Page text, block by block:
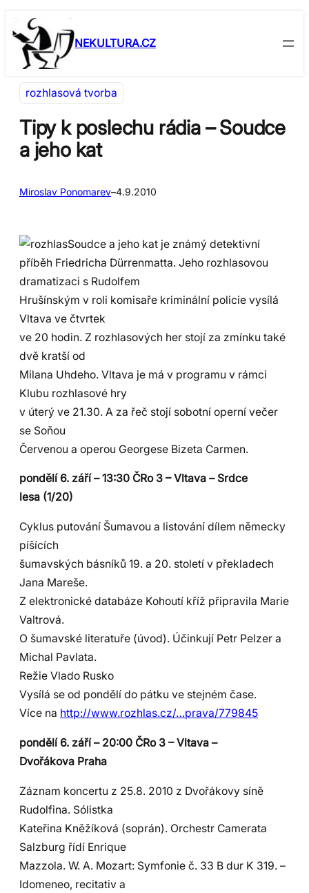
Přeskočit
na
obsah
Skip
to
content
NEKULTURA.CZ
rozhlasová tvorba
Tipy k poslechu rádia – Soudce
a jeho kat
Miroslav Ponomarev–4.9.2010
Soudce a jeho kat je známý detektivní
příběh Friedricha Dürrenmatta. Jeho rozhlasovou
dramatizaci s Rudolfem
Hrušínským v roli komisaře kriminální policie vysílá
Vltava ve čtvrtek
ve 20 hodin. Z rozhlasových her stojí za zmínku také
dvě kratší od
Milana Uhdeho. Vltava je má v programu v rámci
Klubu rozhlasové hry
v úterý ve 21.30. A za řeč stojí sobotní operní večer
se Soňou
Červenou a operou Georgese Bizeta Carmen.
pondělí 6. září – 13:30 ČRo 3 – Vltava – Srdce
lesa (1/20)
Cyklus putování Šumavou a listování dílem německy
píšících
šumavských básníků 19. a 20. století v překladech
Jana Mareše.
Z elektronické databáze Kohoutí kříž připravila Marie
Valtrová.
O šumavské literatuře (úvod). Účinkují Petr Pelzer a
Michal Pavlata.
Režie Vlado Rusko
Vysílá se od pondělí do pátku ve stejném čase.
Více na http://www.rozhlas.cz/…prava/779845
pondělí 6. září – 20:00 ČRo 3 – Vltava –
Dvořákova Praha
Záznam koncertu z 25.8. 2010 z Dvořákovy síně
Rudolfina. Sólistka
Kateřina Kněžíková (soprán). Orchestr Camerata
Salzburg řídí Enrique
Mazzola. W. A. Mozart: Symfonie č. 33 B dur K 319. –
Idomeneo, recitativ a